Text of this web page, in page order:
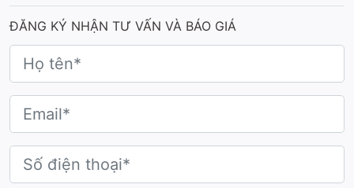
Mẫu cúp sáng tạo
Chất liệu
Ẩn sau vẻ ngoài thanh thoát, bay bổng là sự vững chãi
đến kinh ngạc của chất liệu kim loại/hợp kim cao cấp.
Khác biệt hoàn toàn với những chiếc cúp nhựa nhẹ
tênh hay pha lê mong manh, sản phẩm mang lại cảm
giác "đầm tay" đầy uy lực ngay khi chạm vào.
ĐĂNG KÝ NHẬN TƯ VẤN VÀ BÁO GIÁ